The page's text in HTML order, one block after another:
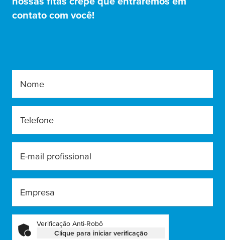
contato com você!
Nome
Telefone
E-mail profissional
Empresa
Verificação Anti-Robô
Clique para iniciar verificação